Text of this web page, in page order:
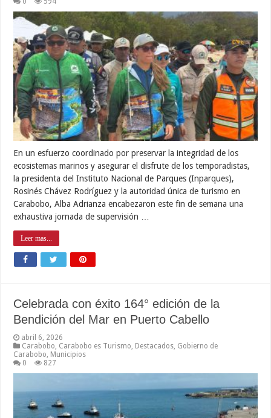
En un esfuerzo coordinado por preservar la integridad de los
ecosistemas marinos y asegurar el disfrute de los temporadistas,
la presidenta del Instituto Nacional de Parques (Inparques),
Rosinés Chávez Rodríguez y la autoridad única de turismo en
Carabobo, Alba Adrianza encabezaron este fin de semana una
exhaustiva jornada de supervisión …
Leer mas...
Celebrada con éxito 164° edición de la
Bendición del Mar en Puerto Cabello
abril 6, 2026
Carabobo, Carabobo es Turismo, Destacados, Gobierno de
Carabobo, Municipios
0
827